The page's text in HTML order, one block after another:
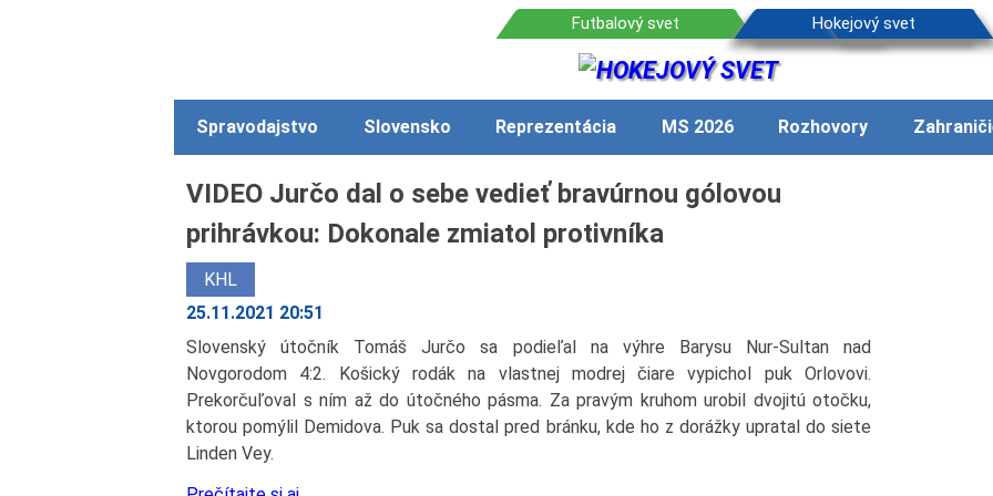
Spravodajstvo Slovensko Reprezentácia MS 2026 Rozhovory
VIDEO Jurčo dal o sebe vedieť bravúrnou gólovou
prihrávkou: Dokonale zmiatol protivníka
KHL
25.11.2021 20:51
Slovenský útočník Tomáš Jurčo sa podieľal na výhre Barysu Nur-Sultan nad
Novgorodom 4:2. Košický rodák na vlastnej modrej čiare vypichol puk Orlovovi.
Prekorčuľoval s ním až do útočného pásma. Za pravým kruhom urobil dvojitú otočku,
ktorou pomýlil Demidova. Puk sa dostal pred bránku, kde ho z dorážky upratal do siete
Linden Vey.